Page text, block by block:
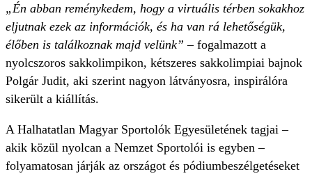
„Én abban reménykedem, hogy a virtuális térben sokakhoz
eljutnak ezek az információk, és ha van rá lehetőségük,
élőben is találkoznak majd velünk” – fogalmazott a
nyolcszoros sakkolimpikon, kétszeres sakkolimpiai bajnok
Polgár Judit, aki szerint nagyon látványosra, inspirálóra
sikerült a kiállítás.
A Halhatatlan Magyar Sportolók Egyesületének tagjai –
akik közül nyolcan a Nemzet Sportolói is egyben –
folyamatosan járják az országot és pódiumbeszélgetéseket